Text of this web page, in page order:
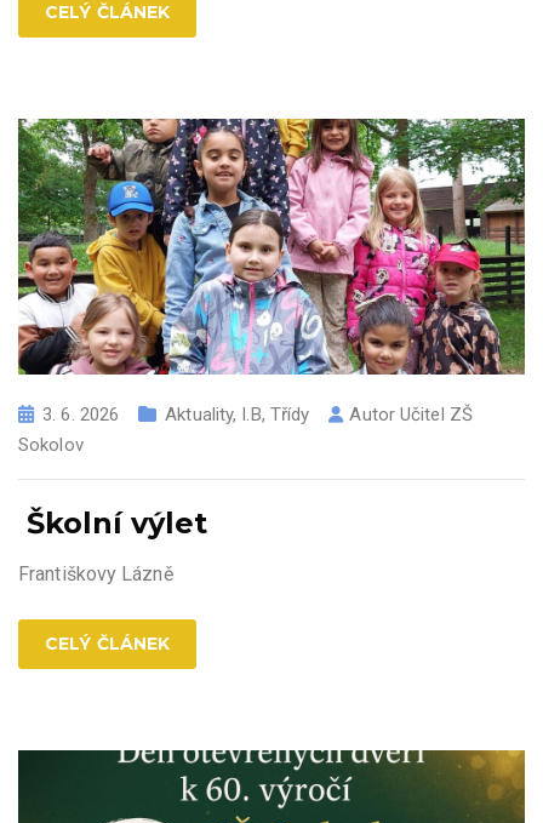
CELÝ ČLÁNEK
3. 6. 2026 Aktuality, I.B, Třídy AutorUčitel ZŠ
Sokolov
Školní výlet
Františkovy Lázně
CELÝ ČLÁNEK